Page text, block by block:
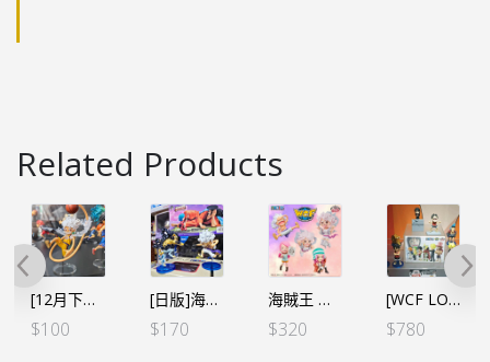
Related Products
[12月下旬][日本魂限]海賊王 X NBA 聯名 WCF 路飛五檔 [全數HK$170/訂金$100]
$100
[日版]海賊王WCF -蛋頭島篇 VOL.3 五檔路飛VS覺醒路基 (2個SET)
$170
海賊王 WCF -History of Jewelry Bonney邦妮(5個SET）
$320
[WCF LOG STORIES] 海賊王 VOL.17 羅賓 我想活下去!!!+司法島- VOL.1+2 (12個SET）
$780